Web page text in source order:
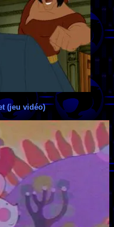
(jeu vidéo)